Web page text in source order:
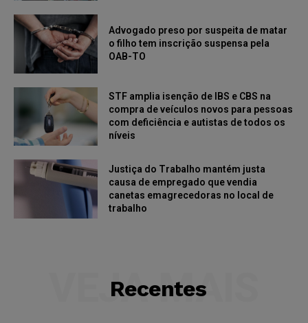
Advogado preso por suspeita de matar
o filho tem inscrição suspensa pela
OAB-TO
STF amplia isenção de IBS e CBS na
compra de veículos novos para pessoas
com deficiência e autistas de todos os
níveis
Justiça do Trabalho mantém justa
causa de empregado que vendia
canetas emagrecedoras no local de
trabalho
Recentes
VEJA MAIS